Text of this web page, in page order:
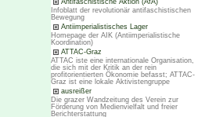
Antifaschistische Aktion (AfA)
Infoblatt der revolutionär antifaschistischen
Bewegung
Antiimperialistisches Lager
Homepage der AIK (Antiimperialistische
Koordination)
ATTAC-Graz
ATTAC iste eine internationale Organisation,
die sich mit der Kritik an der rein
profitorientierten Ökonomie befasst; ATTAC-
Graz ist eine lokale Aktivistengruppe
ausreißer
Die grazer Wandzeitung des Verein zur
Förderung von Medienvielfalt und freier
Berichterstattung